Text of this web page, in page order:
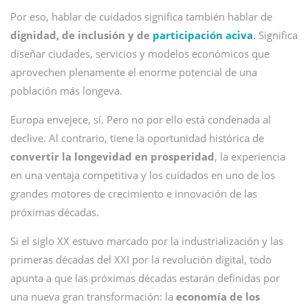
Por eso, hablar de cuidados significa también hablar de
dignidad, de inclusión y de participación aciva. Significa
diseñar ciudades, servicios y modelos económicos que
aprovechen plenamente el enorme potencial de una
población más longeva.
Europa envejece, sí. Pero no por ello está condenada al
declive. Al contrario, tiene la oportunidad histórica de
convertir la longevidad en prosperidad, la experiencia
en una ventaja competitiva y los cuidados en uno de los
grandes motores de crecimiento e innovación de las
próximas décadas.
Si el siglo XX estuvo marcado por la industrialización y las
primeras décadas del XXI por la revolución digital, todo
apunta a que las próximas décadas estarán definidas por
una nueva gran transformación: la economía de los